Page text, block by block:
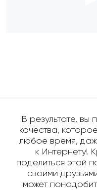
В результате, вы
качества,
любое время,
к Интернету!
поделиться этой
своими
может